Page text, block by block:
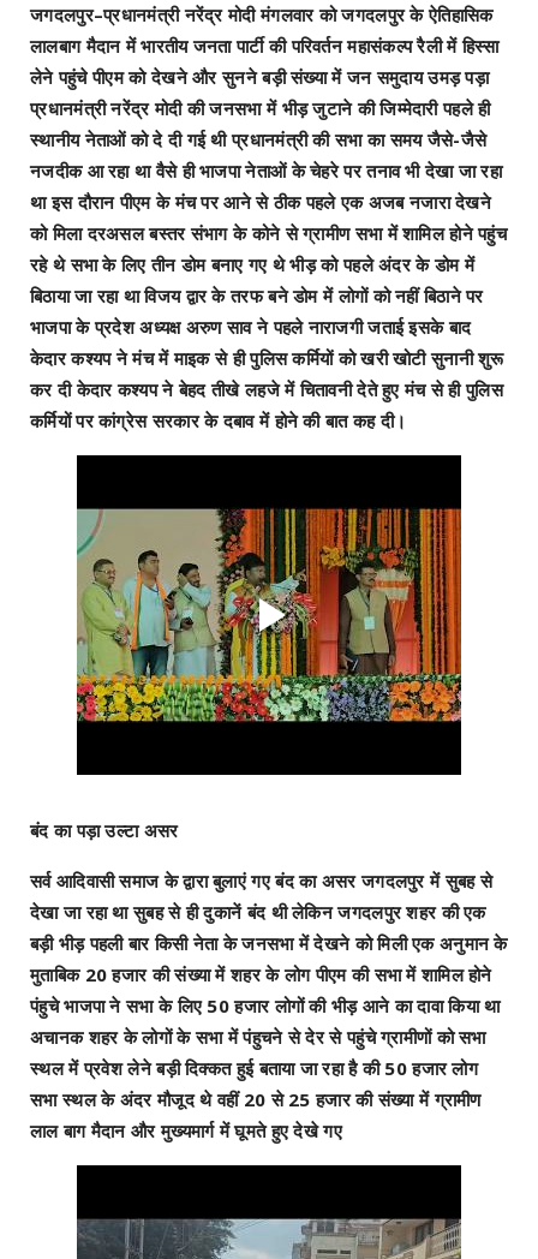
जगदलपुर–प्रधानमंत्री नरेंद्र मोदी मंगलवार को जगदलपुर के ऐतिहासिक
लालबाग मैदान में भारतीय जनता पार्टी की परिवर्तन महासंकल्प रैली में हिस्सा
लेने पहुंचे पीएम को देखने और सुनने बड़ी संख्या में जन समुदाय उमड़ पड़ा
प्रधानमंत्री नरेंद्र मोदी की जनसभा में भीड़ जुटाने की जिम्मेदारी पहले ही
स्थानीय नेताओं को दे दी गई थी प्रधानमंत्री की सभा का समय जैसे-जैसे
नजदीक आ रहा था वैसे ही भाजपा नेताओं के चेहरे पर तनाव भी देखा जा रहा
था इस दौरान पीएम के मंच पर आने से ठीक पहले एक अजब नजारा देखने
को मिला दरअसल बस्तर संभाग के कोने से ग्रामीण सभा में शामिल होने पहुंच
रहे थे सभा के लिए तीन डोम बनाए गए थे भीड़ को पहले अंदर के डोम में
बिठाया जा रहा था विजय द्वार के तरफ बने डोम में लोगों को नहीं बिठाने पर
भाजपा के प्रदेश अध्यक्ष अरुण साव ने पहले नाराजगी जताई इसके बाद
केदार कश्यप ने मंच में माइक से ही पुलिस कर्मियों को खरी खोटी सुनानी शुरू
कर दी केदार कश्यप ने बेहद तीखे लहजे में चितावनी देते हुए मंच से ही पुलिस
कर्मियों पर कांग्रेस सरकार के दबाव में होने की बात कह दी।
बंद का पड़ा उल्टा असर
सर्व आदिवासी समाज के द्वारा बुलाएं गए बंद का असर जगदलपुर में सुबह से
देखा जा रहा था सुबह से ही दुकानें बंद थी लेकिन जगदलपुर शहर की एक
बड़ी भीड़ पहली बार किसी नेता के जनसभा में देखने को मिली एक अनुमान के
मुताबिक 20 हजार की संख्या में शहर के लोग पीएम की सभा में शामिल होने
पंहुचे भाजपा ने सभा के लिए 50 हजार लोगों की भीड़ आने का दावा किया था
अचानक शहर के लोगों के सभा में पंहुचने से देर से पहुंचे ग्रामीणों को सभा
स्थल में प्रवेश लेने बड़ी दिक्कत हुई बताया जा रहा है की 50 हजार लोग
सभा स्थल के अंदर मौजूद थे वहीं 20 से 25 हजार की संख्या में ग्रामीण
लाल बाग मैदान और मुख्यमार्ग में घूमते हुए देखे गए